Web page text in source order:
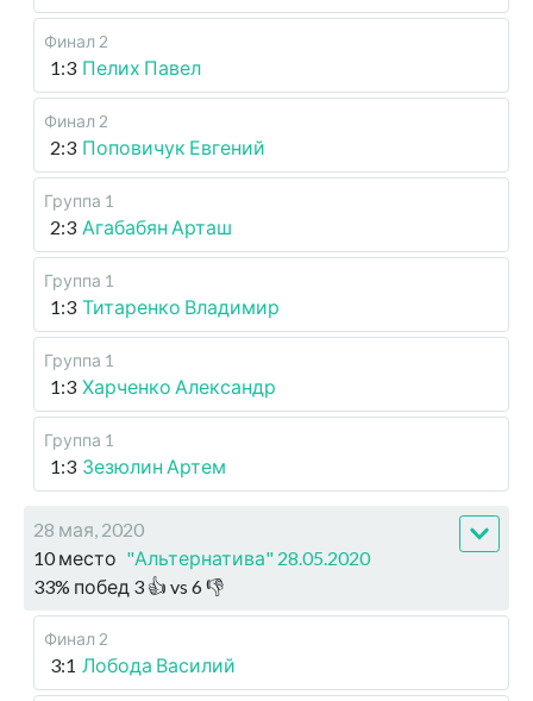
Финал 2
1:3 Пелих Павел
Финал 2
2:3 Поповичук Евгений
Группа 1
2:3 Агабабян Арташ
Группа 1
1:3 Титаренко Владимир
Группа 1
1:3 Харченко Александр
Группа 1
1:3 Зезюлин Артем
28 мая, 2020
10 место "Альтернатива" 28.05.2020
33% побед 3 👍 vs 6👎
Финал 2
3:1 Лобода Василий